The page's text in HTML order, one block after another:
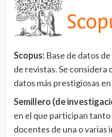
Scopus:Base de datos
de revistas. Se considera
datos más prestigiosas
Semillero (de
en el que participan
docentes de una o